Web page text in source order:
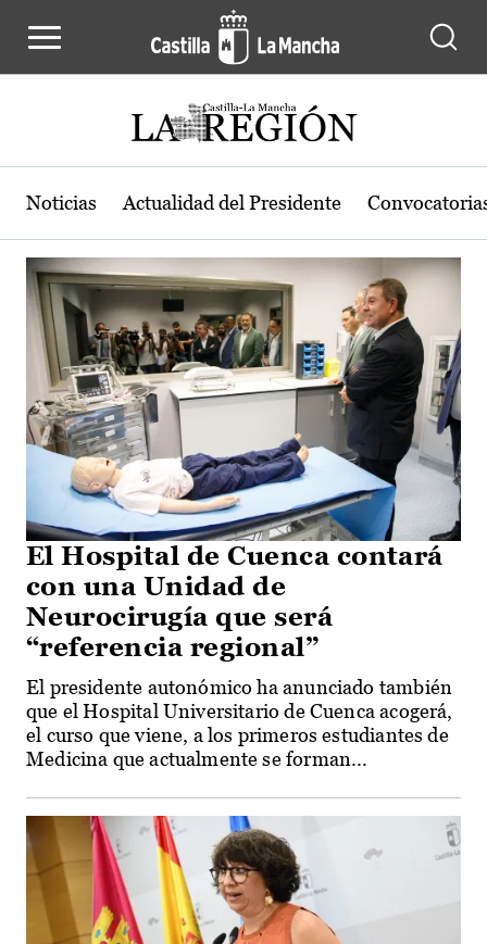
Actualidad de la región de Castilla-
Noticias Actualidad del Presidente
El Hospital de Cuenca contará
con una Unidad de
Neurocirugía que será
“referencia regional”
El presidente autonómico ha anunciado también
que el Hospital Universitario de Cuenca acogerá,
el curso que viene, a los primeros estudiantes de
Medicina que actualmente se forman...